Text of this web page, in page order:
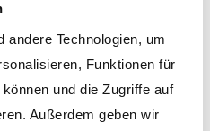
andere Technologien, um
Funktionen für
und die Zugriffe auf
Außerdem geben wir
von Group
(BID) wird
Modular System
effiziente und